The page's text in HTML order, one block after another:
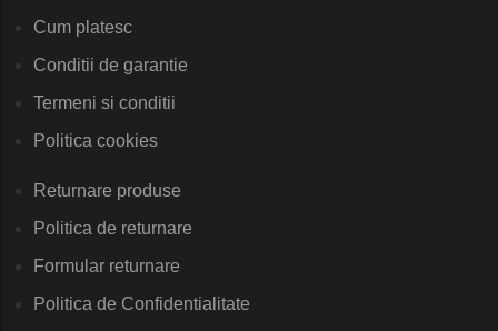
Cum platesc
Conditii de garantie
Termeni si conditii
Politica cookies
Returnare produse
Politica de returnare
Formular returnare
Politica de Confidentialitate